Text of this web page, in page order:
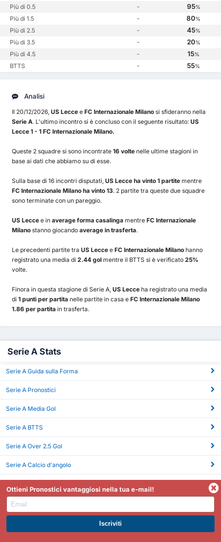
Più di 0.5 - 95%
Più di 1.5 - 80%
Più di 2.5 - 45%
Più di 3.5 - 20%
Più di 4.5 - 15%
BTTS - 55%
Analisi
Il 20/12/2026, US Lecce e FC Internazionale Milano si sfideranno nella
Serie A. L'ultimo incontro si è concluso con il seguente risultato: US
Lecce 1 - 1 FC Internazionale Milano.
Queste 2 squadre si sono incontrate 16 volte nelle ultime stagioni in
base ai dati che abbiamo su di esse.
Sulla base di 16 incontri disputati, US Lecce ha vinto 1 partite mentre
FC Internazionale Milano ha vinto 13. 2 partite tra queste due squadre
sono terminate con un pareggio.
US Lecce e in average forma casalinga mentre FC Internazionale
Milano stanno giocando average in trasferta.
Le precedenti partite tra US Lecce e FC Internazionale Milano hanno
registrato una media di 2.44 gol mentre il BTTS si è verificato 25%
volte.
Finora in questa stagione di Serie A, US Lecce ha registrato una media
di 1 punti per partita nelle partite in casa e FC Internazionale Milano
1.86 per partita in trasferta.
Serie A Stats
Serie A Guida sulla Forma
Serie A Pronostici
Serie A Media Gol
Serie A BTTS
Serie A Over 2.5 Gol
Serie A Calcio d'angolo
ISCRIVITI A PREMIUM. GUADAGNA SUBITO.
Ottieni Pronostici vantaggiosi nella tua e-mail!